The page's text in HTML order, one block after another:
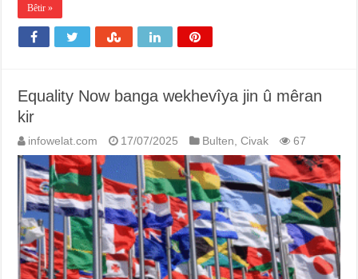
Bêtir »
Equality Now banga wekhevîya jin û mêran
kir
infowelat.com 17/07/2025 Bulten,Civak 67